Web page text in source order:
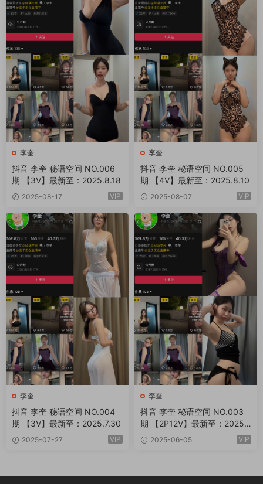
李奎
抖音 李奎 秘语空间 NO.006
期 【3V】最新至：2025.8.18
2025-08-17 VIP
李奎
抖音 李奎 秘语空间 NO.005
期 【4V】最新至：2025.8.10
2025-08-07 VIP
李奎
抖音 李奎 秘语空间 NO.004
期 【3V】最新至：2025.7.30
2025-07-27 VIP
李奎
抖音 李奎 秘语空间 NO.003
期 【2P12V】最新至：2025.
6.82025-06-05 VIP